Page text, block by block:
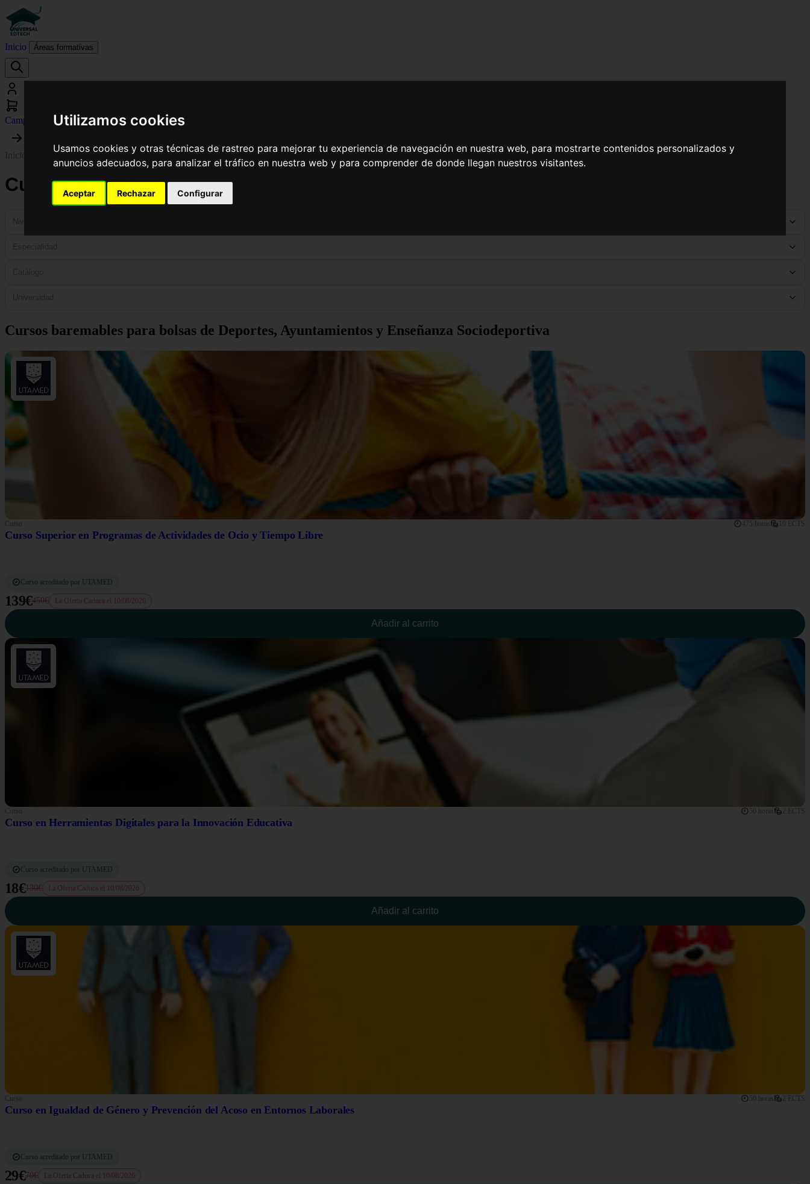
Utilizamos cookies
Usamos cookies y otras técnicas de rastreo para mejorar tu experiencia de navegación en nuestra web, para mostrarte contenidos personalizados y
anuncios adecuados, para analizar el tráfico en nuestra web y para comprender de donde llegan nuestros visitantes.
Aceptar Rechazar Configurar
Inicio Áreas formativas
Campus virtual
Inicio Enseñanza y Animación Sociodeportiva
Cursos Online de Enseñanza y Animación Sociodeportiva
Nivel
Especialidad
Catálogo
Universidad
Cursos baremables para bolsas de Deportes, Ayuntamientos y Enseñanza Sociodeportiva
Curso 475 horas 19 ECTS
Curso Superior en Programas de Actividades de Ocio y Tiempo Libre
Curso acreditado por UTAMED
139€450€ La Oferta Caduca el 10/08/2026
Añadir al carrito
Curso 50 horas 2 ECTS
Curso en Herramientas Digitales para la Innovación Educativa
Curso acreditado por UTAMED
18€130€ La Oferta Caduca el 10/08/2026
Añadir al carrito
Curso 50 horas 2 ECTS
Curso en Igualdad de Género y Prevención del Acoso en Entornos Laborales
Curso acreditado por UTAMED
29€70€ La Oferta Caduca el 10/08/2026